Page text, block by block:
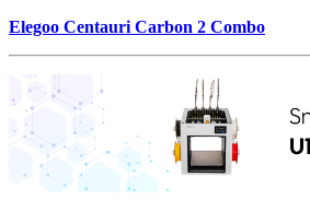
Elegoo Centauri Carbon 2 Combo